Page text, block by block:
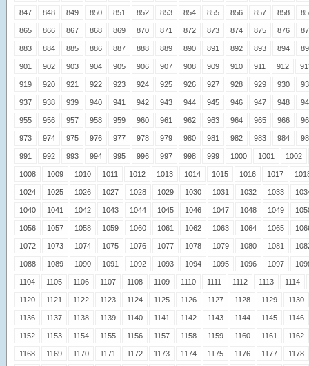
847 848 849 850 851 852 853 854 855 856 857 858
865 866 867 868 869 870 871 872 873 874 875 876
883 884 885 886 887 888 889 890 891 892 893 894
901 902 903 904 905 906 907 908 909 910 911 912
919 920 921 922 923 924 925 926 927 928 929 930
937 938 939 940 941 942 943 944 945 946 947 948
955 956 957 958 959 960 961 962 963 964 965 966
973 974 975 976 977 978 979 980 981 982 983 984
991 992 993 994 995 996 997 998 999 1000 1001 1002
1008 1009 1010 1011 1012 1013 1014 1015 1016 1017
1024 1025 1026 1027 1028 1029 1030 1031 1032 1033
1040 1041 1042 1043 1044 1045 1046 1047 1048 1049
1056 1057 1058 1059 1060 1061 1062 1063 1064 1065
1072 1073 1074 1075 1076 1077 1078 1079 1080 1081
1088 1089 1090 1091 1092 1093 1094 1095 1096 1097
1104 1105 1106 1107 1108 1109 1110 1111 1112 1113 1114
1120 1121 1122 1123 1124 1125 1126 1127 1128 1129 1130
1136 1137 1138 1139 1140 1141 1142 1143 1144 1145 1146
1152 1153 1154 1155 1156 1157 1158 1159 1160 1161 1162
1168 1169 1170 1171 1172 1173 1174 1175 1176 1177 1178